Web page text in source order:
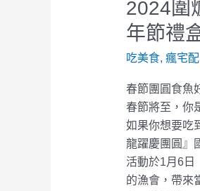
2024圍
年節禮
吃美食, 瘋宅配
春節團圓食魚
春節將至，你
如果你想要吃
龍躍慶團圓』
活動於1月6日
的漁會，帶來
產
鮮
魚
節
禮
盒」
宅
配
服